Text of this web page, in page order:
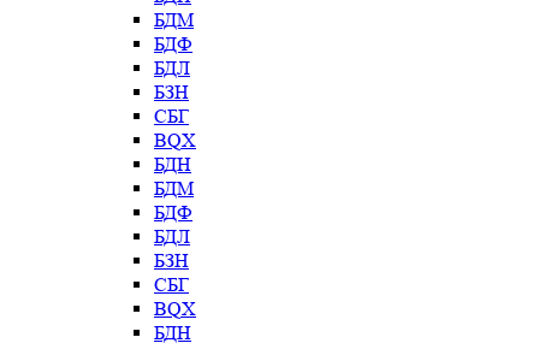
БДМ
БДФ
БДЛ
БЗН
СБГ
BQX
БДН
БДМ
БДФ
БДЛ
БЗН
СБГ
BQX
БДН